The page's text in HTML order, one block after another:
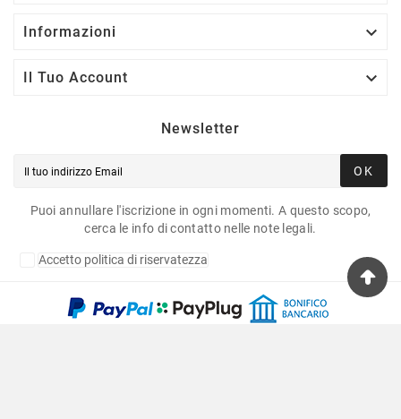
Informazioni 
Il Tuo Account 
Newsletter
OK
Puoi annullare l'iscrizione in ogni momenti. A questo scopo,
cerca le info di contatto nelle note legali.
Accetto politica di riservatezza